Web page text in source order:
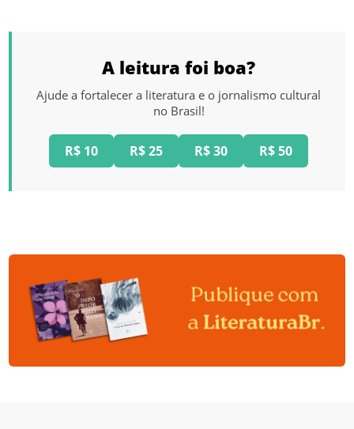
A leitura foi boa?
Ajude a fortalecer a literatura e o jornalismo cultural
no Brasil!
R$ 10 R$ 25 R$ 30 R$ 50